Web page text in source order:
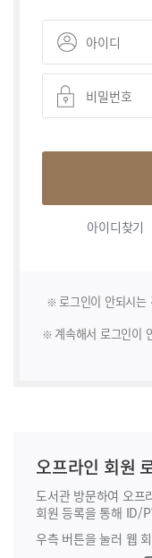
아이디찾기
로그인이 안되시
계속해서 로그인이
오프라인 회원
도서관 방문하여 오프
회원 등록을 통해 ID/
우측 버튼을 눌러 웹